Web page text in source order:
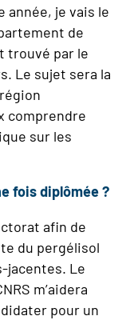
année, je vais le
de
trouvé par le
Le sujet sera la
comprendre
sur les
fois diplômée ?
afin de
du pergélisol
jacentes. Le
m’aidera
pour un